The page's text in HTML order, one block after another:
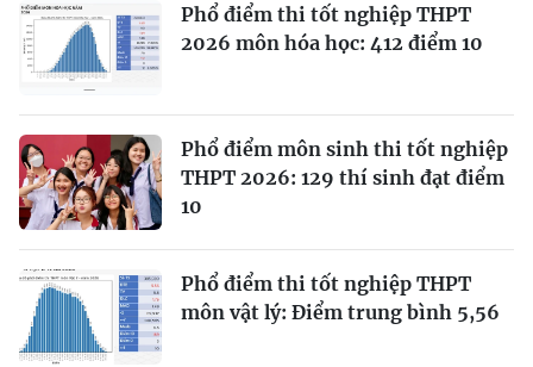
Phổ điểm thi tốt nghiệp THPT
2026 môn hóa học: 412 điểm 10
Phổ điểm môn sinh thi tốt nghiệp
THPT 2026: 129 thí sinh đạt điểm
10
Phổ điểm thi tốt nghiệp THPT
môn vật lý: Điểm trung bình 5,56